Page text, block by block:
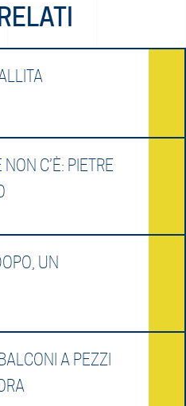
C’È: PIETRE
UN
A PEZZI